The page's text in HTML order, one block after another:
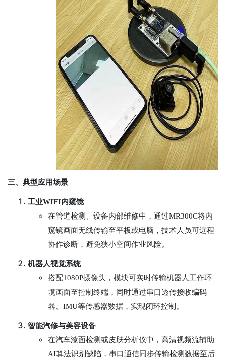
三、典型应用场景
工业WIFI内窥镜
在管道检测、设备内部维修中，通过MR300C将内
窥镜画面无线传输至平板或电脑，技术人员可远程
协作诊断，避免狭小空间作业风险。
机器人视觉系统
搭配1080P摄像头，模块可实时传输机器人工作环
境画面至控制终端，同时通过串口透传接收编码
器、IMU等传感器数据，实现闭环控制。
智能汽修与美容设备
在汽车漆面检测或皮肤分析仪中，高清视频流辅助
AI算法识别缺陷，串口通信同步传输检测数据至后